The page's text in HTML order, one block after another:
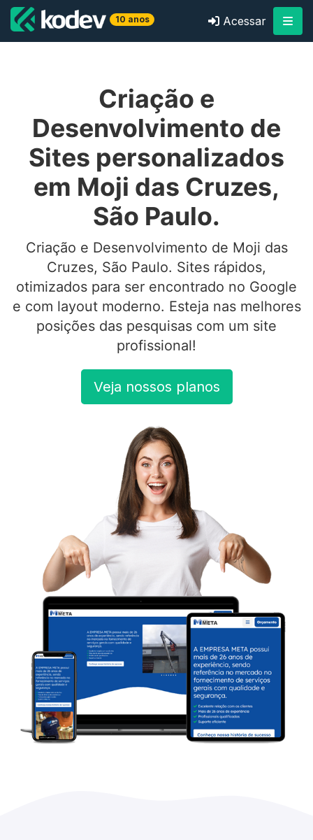
10 anos Acessar
Criação e
Desenvolvimento de
Sites personalizados
em Moji das Cruzes,
São Paulo.
Criação e Desenvolvimento de Moji das
Cruzes, São Paulo. Sites rápidos,
otimizados para ser encontrado no Google
e com layout moderno. Esteja nas melhores
posições das pesquisas com um site
profissional!
Veja nossos planos